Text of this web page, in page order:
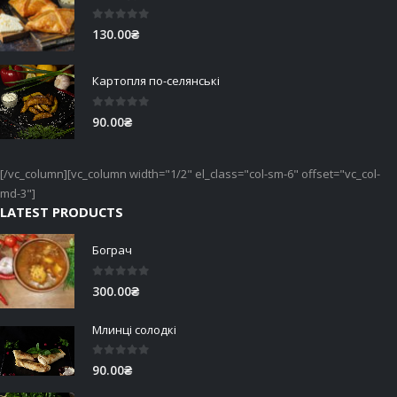
0 out of 5
130.00₴
Картопля по-селянські
90.00₴
[/vc_column][vc_column width="1/2" el_class="col-sm-6" offset="vc_col-
md-3"]
LATEST PRODUCTS
Бограч
300.00₴
Млинці солодкі
0 out of 5
90.00₴